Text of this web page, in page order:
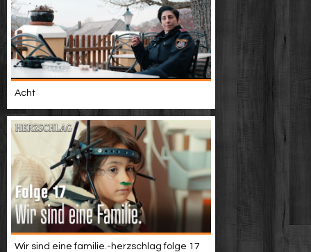
Acht
Wir sind eine familie.-herzschlag folge 17